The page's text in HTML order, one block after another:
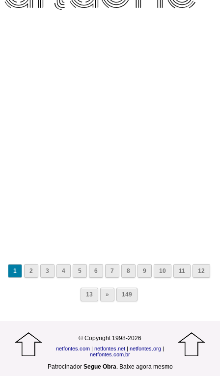
1 2 3 4 5 6 7 8 9 10 11 12
13 » 149
© Copyright 1998-2026
netfontes.com | netfontes.net | netfontes.org |
netfontes.com.br
Patrocinador Segue Obra. Baixe agora mesmo